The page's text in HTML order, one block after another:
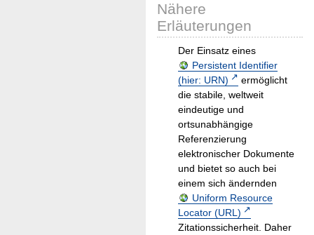
Nähere
Erläuterungen
Der Einsatz eines
Persistent Identifier
(hier: URN)
ermöglicht
die stabile, weltweit
eindeutige und
ortsunabhängige
Referenzierung
elektronischer Dokumente
und bietet so auch bei
einem sich ändernden
Uniform Resource
Locator (URL)
Zitationssicherheit. Daher